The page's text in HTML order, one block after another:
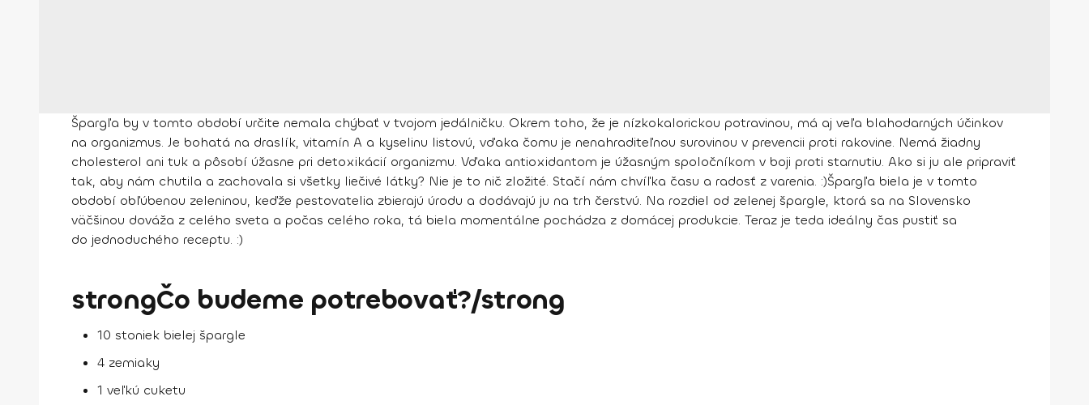
Špargľa by v tomto období určite nemala chýbať v tvojom jedálničku. Okrem toho, že je nízkokalorickou potravinou, má aj veľa blahodarných účinkov
na organizmus. Je bohatá na draslík, vitamín A a kyselinu listovú, vďaka čomu je nenahraditeľnou surovinou v prevencii proti rakovine. Nemá žiadny
cholesterol ani tuk a pôsobí úžasne pri detoxikácií organizmu. Vďaka antioxidantom je úžasným spoločníkom v boji proti starnutiu. Ako si ju ale pripraviť
tak, aby nám chutila a zachovala si všetky liečivé látky? Nie je to nič zložité. Stačí nám chvíľka času a radosť z varenia. :)Špargľa biela je v tomto
období obľúbenou zeleninou, keďže pestovatelia zbierajú úrodu a dodávajú ju na trh čerstvú. Na rozdiel od zelenej špargle, ktorá sa na Slovensko
väčšinou dováža z celého sveta a počas celého roka, tá biela momentálne pochádza z domácej produkcie. Teraz je teda ideálny čas pustiť sa
do jednoduchého receptu. :)
strongČo budeme potrebovať?/strong
10 stoniek bielej špargle
4 zemiaky
1 veľkú cuketu